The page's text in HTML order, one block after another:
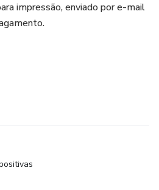
impressão, enviado por e-mail